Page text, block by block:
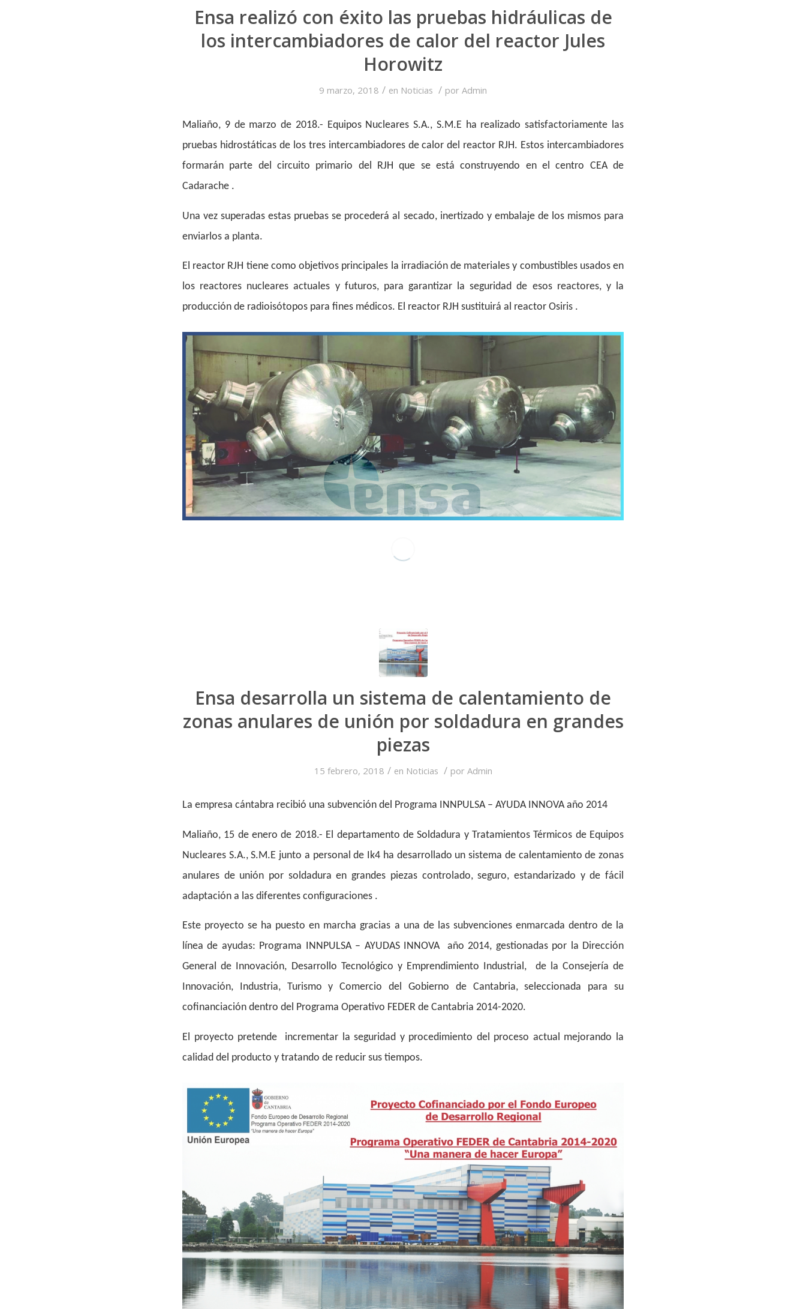
Ensa realizó con éxito las pruebas hidráulicas de
los intercambiadores de calor del reactor Jules
Horowitz
9 marzo, 2018 / en Noticias / por Admin
Maliaño, 9 de marzo de 2018.- Equipos Nucleares S.A., S.M.E ha realizado satisfactoriamente las
pruebas hidrostáticas de los tres intercambiadores de calor del reactor RJH. Estos intercambiadores
formarán parte del circuito primario del RJH que se está construyendo en el centro CEA de
Cadarache .
Una vez superadas estas pruebas se procederá al secado, inertizado y embalaje de los mismos para
enviarlos a planta.
El reactor RJH tiene como objetivos principales la irradiación de materiales y combustibles usados en
los reactores nucleares actuales y futuros, para garantizar la seguridad de esos reactores, y la
producción de radioisótopos para fines médicos. El reactor RJH sustituirá al reactor Osiris .
Ensa desarrolla un sistema de calentamiento de
zonas anulares de unión por soldadura en grandes
piezas
15 febrero, 2018 / en Noticias / por Admin
La empresa cántabra recibió una subvención del Programa INNPULSA – AYUDA INNOVA año 2014
Maliaño, 15 de enero de 2018.- El departamento de Soldadura y Tratamientos Térmicos de Equipos
Nucleares S.A., S.M.E junto a personal de Ik4 ha desarrollado un sistema de calentamiento de zonas
anulares de unión por soldadura en grandes piezas controlado, seguro, estandarizado y de fácil
adaptación a las diferentes configuraciones .
Este proyecto se ha puesto en marcha gracias a una de las subvenciones enmarcada dentro de la
línea de ayudas: Programa INNPULSA – AYUDAS INNOVA año 2014, gestionadas por la Dirección
General de Innovación, Desarrollo Tecnológico y Emprendimiento Industrial, de la Consejería de
Innovación, Industria, Turismo y Comercio del Gobierno de Cantabria, seleccionada para su
cofinanciación dentro del Programa Operativo FEDER de Cantabria 2014-2020.
El proyecto pretende incrementar la seguridad y procedimiento del proceso actual mejorando la
calidad del producto y tratando de reducir sus tiempos.